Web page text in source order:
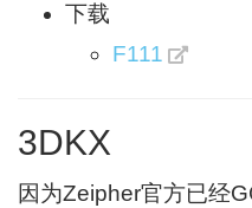
下载
F111
3DKX
因为Zeipher官方已经